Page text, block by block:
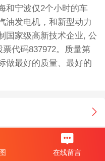
和宁波仅2个小时的车
油发电机，和新型动力
国家级高新技术企业, 公
代码837972。质量第
做最好的质量、最好的
在线留言